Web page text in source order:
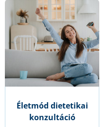
Életmód dietetikai
konzultáció